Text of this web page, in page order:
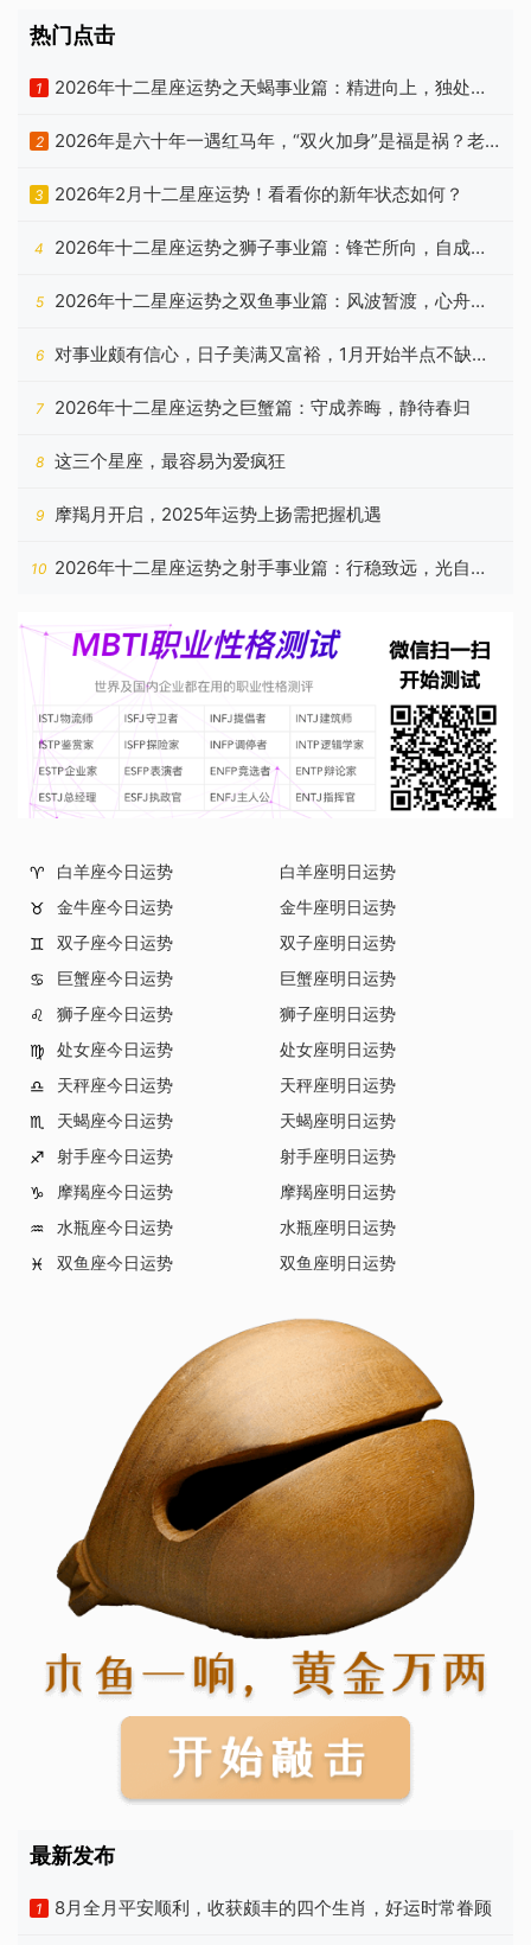
热门点击
1
2026年十二星座运势之天蝎事业篇：精进向上，独处自
2
2026年是六十年一遇红马年，“双火加身”是福是祸？老
祖宗忠告有答案
3 2026年2月十二星座运势！看看你的新年状态如何？
4
2026年十二星座运势之狮子事业篇：锋芒所向，自成山
5
2026年十二星座运势之双鱼事业篇：风波暂渡，心舟自
稳
6
对事业颇有信心，日子美满又富裕，1月开始半点不缺钱
的星座
7 2026年十二星座运势之巨蟹篇：守成养晦，静待春归
8 这三个星座，最容易为爱疯狂
9 摩羯月开启，2025年运势上扬需把握机遇
10 2026年十二星座运势之射手事业篇：行稳致远，光自心
♈ 白羊座今日运势
白羊座明日运势
♉
金牛座今日运势
金牛座明日运势
♊
双子座今日运势
双子座明日运势
♋
巨蟹座今日运势
巨蟹座明日运势
♌
狮子座今日运势
狮子座明日运势
♍
处女座今日运势
处女座明日运势
♎
天秤座今日运势
天秤座明日运势
♏
天蝎座今日运势
天蝎座明日运势
♐
射手座今日运势
射手座明日运势
♑
摩羯座今日运势
摩羯座明日运势
♒
水瓶座今日运势
水瓶座明日运势
♓
双鱼座今日运势 双鱼座明日运势
最新发布
1 8月全月平安顺利，收获颇丰的四个生肖，好运时常眷顾